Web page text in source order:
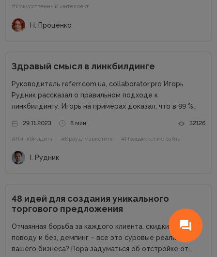
#Искусственный интеллект
Н. Проценко
Здравый смысл в линкбилдинге
Руководитель referr.com.ua, collaborator.pro Игорь
Рудник рассказал о правильном подходе к
линкбилдингу. Игорь на примерах доказал, что в 99 %
Сайты можно продвигать множеством способов, среди
которых есть и PBN. При этом PBN разделяются...
29.11.2023 8 мин. 32126
#Линкбилдинг #Крауд-маркетинг #Продвижение сайта
І. Рудник
48 идей для создания уникального
торгового предложения
Отчаянная борьба за каждого клиента, скидки по
поводу и без, демпинг – все это суровые реалии
вашего бизнеса? Пора задуматься об отстройке от